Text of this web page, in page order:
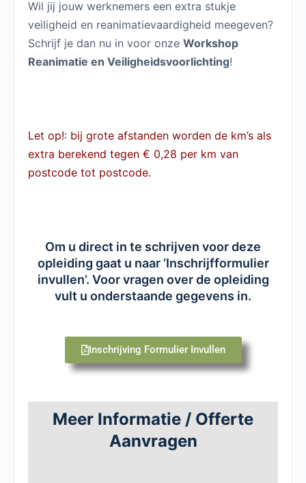
Wil jij jouw werknemers een extra stukje
veiligheid en reanimatievaardigheid meegeven?
Schrijf je dan nu in voor onze Workshop
Reanimatie en Veiligheidsvoorlichting!
Let op!: bij grote afstanden worden de km’s als
extra berekend tegen € 0,28 per km van
postcode tot postcode.
Om u direct in te schrijven voor deze
opleiding gaat u naar ‘Inschrijfformulier
invullen’. Voor vragen over de opleiding
vult u onderstaande gegevens in.
Inschrijving Formulier Invullen
Meer Informatie / Offerte
Aanvragen